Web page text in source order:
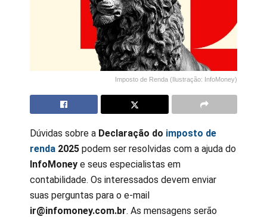
Imposto de Renda (Ilustração: InfoMoney)
Dúvidas sobre a Declaração do imposto de
renda 2025 podem ser resolvidas com a ajuda do
InfoMoney e seus especialistas em
contabilidade. Os interessados devem enviar
suas perguntas para o e-mail
ir@infomoney.com.br. As mensagens serão